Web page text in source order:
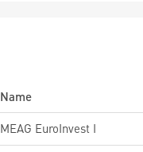
Name
MEAG EuroInvest I